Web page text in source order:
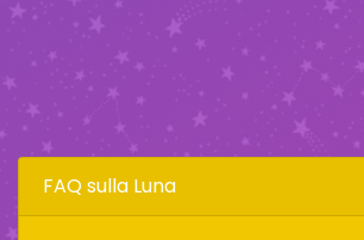
FAQ sulla Luna